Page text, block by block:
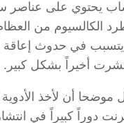
يحتوي على عناصر
الكالسيوم من
في حدوث إعاقة
أخيراً بشكل كبير.
موضحا أن لأخذ
دوراً كبيراً في